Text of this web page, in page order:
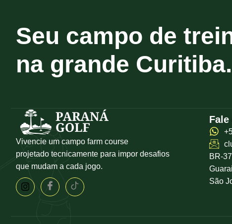
Seu campo de
na grande Curitiba.
Vivencie um campo farm course
projetado tecnicamente para impor desafios
que mudam a cada jogo.
BR-
São